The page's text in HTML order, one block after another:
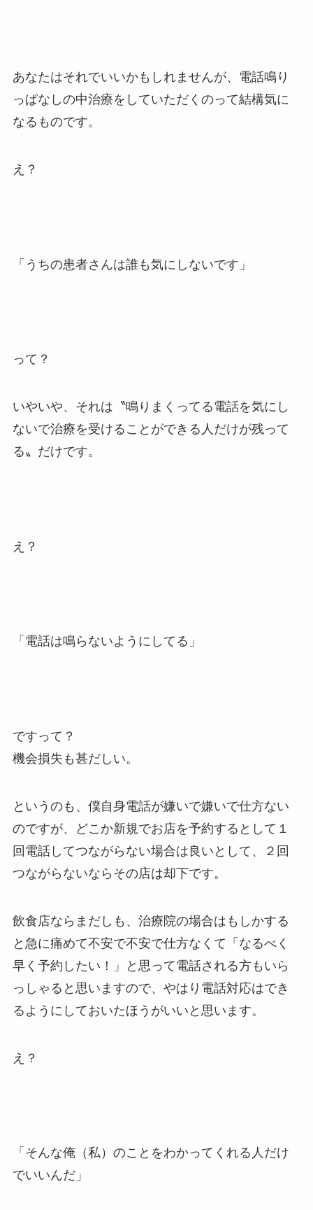
あなたはそれでいいかもしれませんが、電話鳴り
っぱなしの中治療をしていただくのって結構気に
なるものです。
え？
「うちの患者さんは誰も気にしないです」
って？
いやいや、それは〝鳴りまくってる電話を気にし
ないで治療を受けることができる人だけが残って
る〟だけです。
え？
「電話は鳴らないようにしてる」
ですって？
機会損失も甚だしい。
というのも、僕自身電話が嫌いで嫌いで仕方ない
のですが、どこか新規でお店を予約するとして１
回電話してつながらない場合は良いとして、２回
つながらないならその店は却下です。
飲食店ならまだしも、治療院の場合はもしかする
と急に痛めて不安で不安で仕方なくて「なるべく
早く予約したい！」と思って電話される方もいら
っしゃると思いますので、やはり電話対応はでき
るようにしておいたほうがいいと思います。
え？
「そんな俺（私）のことをわかってくれる人だけ
でいいんだ」